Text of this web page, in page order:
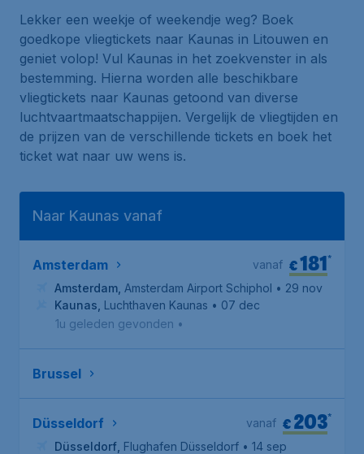
Lekker een weekje of weekendje weg? Boek
goedkope vliegtickets naar Kaunas in Litouwen en
geniet volop! Vul Kaunas in het zoekvenster in als
bestemming. Hierna worden alle beschikbare
vliegtickets naar Kaunas getoond van diverse
luchtvaartmaatschappijen. Vergelijk de vliegtijden en
de prijzen van de verschillende tickets en boek het
ticket wat naar uw wens is.
Naar Kaunas vanaf
Amsterdam €181*
vanaf
Amsterdam Amsterdam Airport Schiphol • 29 nov
Kaunas Luchthaven Kaunas • 07 dec
1u geleden gevonden •
Brussel
Düsseldorf €203*
vanaf
Düsseldorf Flughafen Düsseldorf • 14 sep